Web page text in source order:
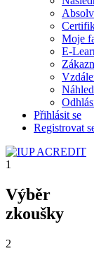
Moje
E-
Přihlásit se
Registrovat
1
Výběr
zkoušky
2